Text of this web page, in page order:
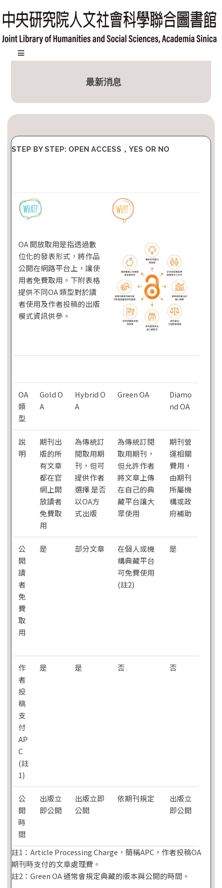
跳
到
主
內
塊
最新消息
STEP BY STEP: OPEN ACCESS，YES OR NO
OA 開放取用是指透過數
位化的發表形式，將作品
公開在網路平台上，讓使
用者免費取用。下附表格
提供不同OA 類型對於讀
者使用及作者投稿的出版
模式資訊供參。
OA
類
型
Gold O
A
Hybrid O
A
Green OA
Diamo
nd OA
說
明
期刊出
版的所
有文章
都在官
網上開
放讀者
免費取
用
為傳統訂
閱取用期
刊，但可
提供作者
選擇 是否
以OA方
式出版
為傳統訂閱
取用期刊，
但允許作者
將文章上傳
在自己的典
藏平台讓大
眾使用
期刊營
運相關
費用，
由期刊
所屬機
構或政
府補助
公
開
讀
者
免
費
取
用
是 部分文章
在個人或機
構典藏平台
可免費使用
(註2)
是
作
者
投
稿
支
付
AP
C
(註
1)
是 是 否 否
公
開
時
間
出版立
即公開
出版立即
公開
依期刊規定
出版立
即公開
註1：Article Processing Charge，簡稱APC，作者投稿OA
期刊時支付的文章處理費。
註2：Green OA 通常會規定典藏的版本與公開的時間。